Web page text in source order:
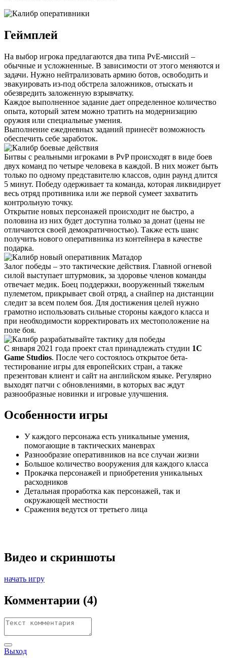
Геймплей
На выбор игрока предлагаются два типа PvE-миссий –
обычные и усложненные. В зависимости от этого меняются и
задачи. Нужно нейтрализовать армию ботов, освободить и
эвакуировать из-под обстрела заложников, отыскать и
обезвредить заложенную взрывчатку.
Каждое выполненное задание дает определенное количество
опыта, который затем можно тратить на модернизацию
оружия или специальные умения.
Выполнение ежедневных заданий принесёт возможность
обеспечить себе заработок.
Битвы с реальными игроками в PvP происходят в виде боев
двух команд по четыре человека в каждой. В них может быть
только по одному представителю классов, один раунд длится
5 минут. Победу одерживает та команда, которая ликвидирует
весь отряд противника или же первой сумеет захватить
контрольную точку.
Открытие новых персонажей происходит не быстро, а
половина из них будет доступна только за донат (цены не
отличаются своей демократичностью). Также есть шанс
получить нового оперативника из контейнера в качестве
подарка.
Залог победы – это тактические действия. Главной огневой
силой выступает штурмовик, за здоровье членов команды
отвечает медик. Боец поддержки, вооруженный тяжелым
пулеметом, прикрывает свой отряд, а снайпер на дистанции
следит за всем полем боя. Для достижения целей нужно
грамотно использовать сильные стороны каждого класса и
при необходимости корректировать их местоположение на
поле боя.
С января 2021 года проект стал принадлежать студии 1С
Game Studios. После чего состоялось открытое бета-
тестирование игры для европейских стран, а также
презентован клиент и сайт на английском языке. Регулярно
выходят патчи с обновлениями, в которых вас ждут
разнообразные новинки и игровые улучшения.
Особенности игры
У каждого персонажа есть уникальные умения,
помогающие в тактических маневрах
Разнообразие оперативников на все случаи жизни
Большое количество вооружения для каждого класса
Прокачка персонажей и приобретения уникальных
расходников
Детальная проработка как персонажей, так и
окружающей местности
Сражения ведутся от третьего лица
Видео и скриншоты
начать игру
Комментарии (4)
Выход